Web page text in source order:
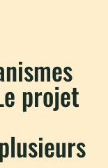
projet